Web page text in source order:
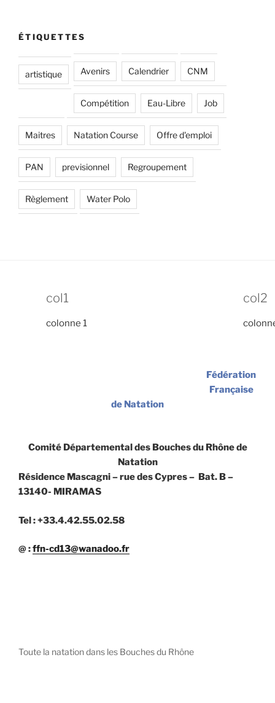
ÉTIQUETTES
artistique Avenirs Calendrier CNM
Compétition Eau-Libre Job
Maitres Natation Course Offre d'emploi
PAN previsionnel Regroupement
Règlement Water Polo
col1
colonne 1
col2
Fédération
Française
de Natation
Comité Départemental des Bouches du Rhône de
Natation
Résidence Mascagni – rue des Cypres – Bat. B –
13140- MIRAMAS
Tel : +33.4.42.55.02.58
@ :ffn-cd13@wanadoo.fr
Toute la natation dans les Bouches du Rhône